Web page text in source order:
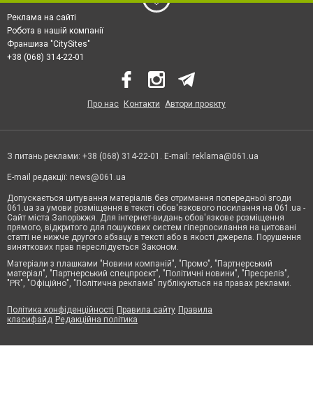
Реклама на сайті
Робота в нашій компанії
Франшиза "CitySites"
+38 (068) 314-22-01
Про нас Контакти Автори проєкту
З питань реклами: +38 (068) 314-22-01. E-mail: reklama@061.ua
E-mail редакції: news@061.ua
Допускається цитування матеріалів без отримання попередньої згоди
061.ua за умови розміщення в тексті обов'язкового посилання на 061.ua -
Сайт міста Запоріжжя. Для інтернет-видань обов'язкове розміщення
прямого, відкритого для пошукових систем гіперпосилання на цитовані
статті не нижче другого абзацу в тексті або в якості джерела. Порушення
виняткових прав переслідується Законом.
Матеріали з плашками "Новини компаній", "Промо", "Партнерський
матеріал", "Партнерський спецпроєкт", "Політичні новини", "Пресреліз",
"PR", "Офіційно", "Політична реклама" публікуються на правах реклами.
Політика конфіденційності Правила сайту Правила
класифайд Редакційна політика